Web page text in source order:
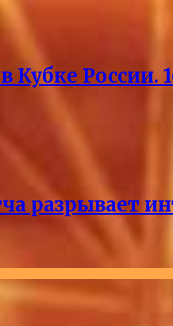
Кубке
разрывает